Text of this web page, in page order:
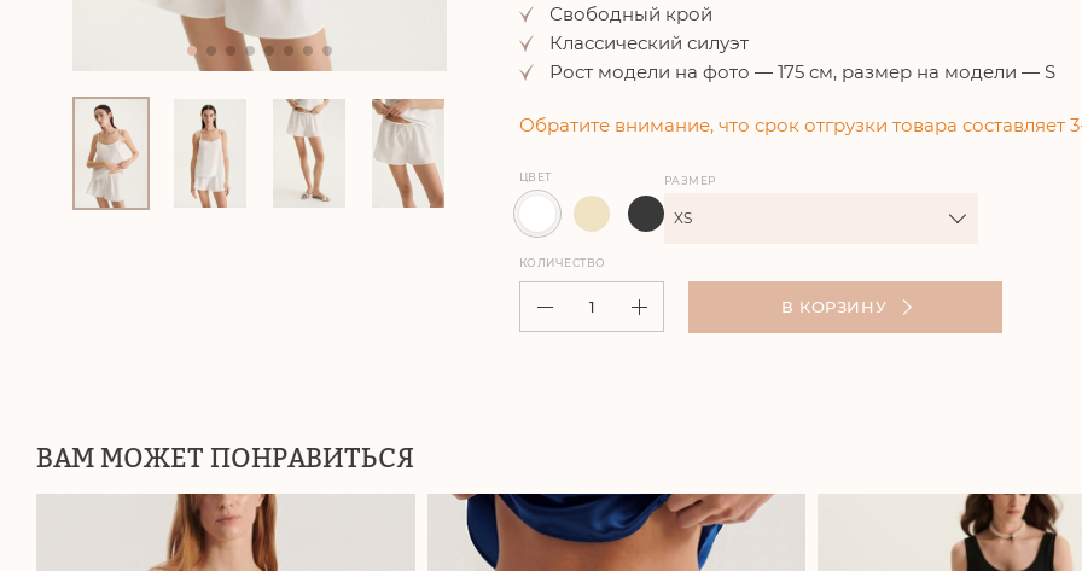
Свободный крой
Классический силуэт
Рост модели на фото — 175 см, размер на модели — S
Обратите внимание, что срок отгрузки товара составляет
ЦВЕТ РАЗМЕР
XS
КОЛИЧЕСТВО
В КОРЗИНУ
ВАМ МОЖЕТ ПОНРАВИТЬСЯ